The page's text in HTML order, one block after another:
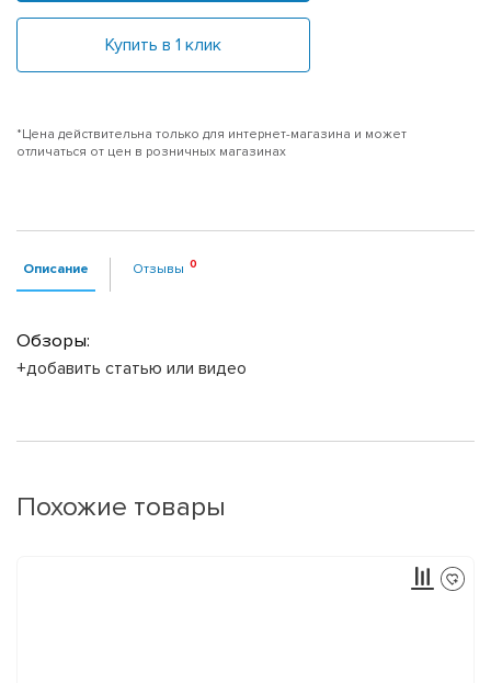
Купить в 1 клик
*Цена действительна только для интернет-магазина и может
отличаться от цен в розничных магазинах
Описание Отзывы
Обзоры:
+добавить статью или видео
Похожие товары